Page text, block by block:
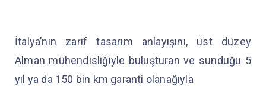
İtalya’nın zarif tasarım anlayışını, üst düzey
Alman mühendisliğiyle buluşturan ve sunduğu 5
yıl ya da 150 bin km garanti olanağıyla